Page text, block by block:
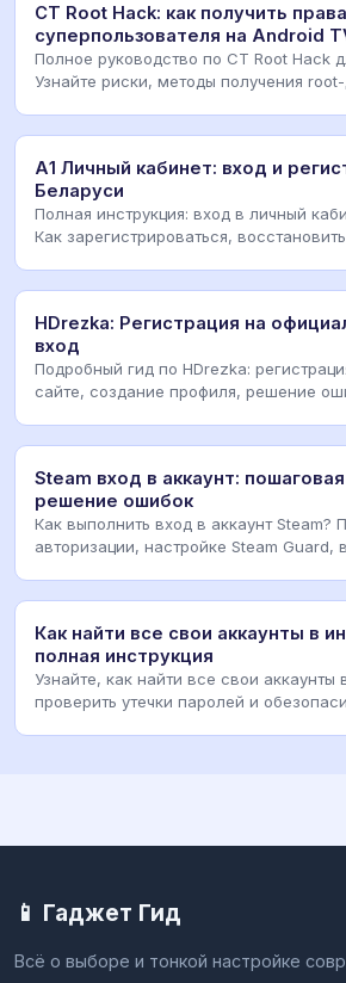
CT Root Hack: как получить права
суперпользователя на Android
Полное руководство по CT Root Hack
Узнайте риски, методы получения
А1 Личный кабинет: вход и
Беларуси
Полная инструкция: вход в личный
Как зарегистрироваться,
HDrezka: Регистрация на
вход
Подробный гид по HDrezka:
сайте, создание профиля, решение
Steam вход в аккаунт:
решение ошибок
Как выполнить вход в аккаунт Steam?
авторизации, настройке Steam Guard,
Как найти все свои аккаунты в
полная инструкция
Узнайте, как найти все свои аккаунты
проверить утечки паролей и
📱 Гаджет Гид
Всё о выборе и тонкой настройке